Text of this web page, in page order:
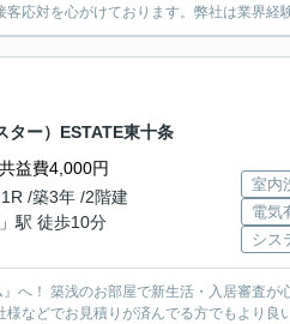
人にあわせた接客応対を心がけております。弊社は
ター）ESTATE東十条
益費4,000円
/築3年 /2階建
」駅 徒歩10分
室内
電気
シス
へ！ 築浅のお部屋で新生活・入居審査
などでお見積りが済んでる方でもより